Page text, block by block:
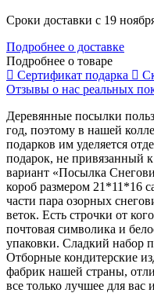
Сроки доставки с 19
Подробнее о доставке
Подробнее о товаре
Сертификат подарка
Отзывы о нас реальных
Деревянные посылки
год, поэтому в нашей
подарков им уделяется
подарок, не привязанный
вариант «Посылка
короб размером 21*11*16
части пара озорных
веток. Есть строчки от
почтовая символика и
упаковки. Сладкий набор
Отборные кондитерские
фабрик нашей страны,
все только лучшее для вас